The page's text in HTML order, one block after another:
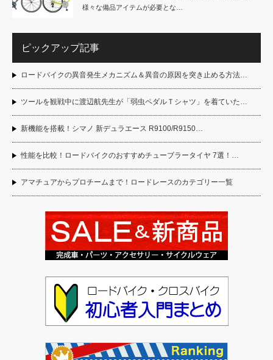
様々な備品アイテムが必要とな…
ピックアップ記事
ロードバイクの異音発生メカニズム＆異音の原因を突き止める方法…
ツールを観戦中に渡辺航先生が「弱虫ペダルＴシャツ」を着ていた…
新機能を搭載！シマノ 新デュラエース R9100/R9150…
性能を比較！ロードバイクのおすすめチューブラータイヤ 7選！…
アマチュアからプロチームまで！ロードレースのカテゴリー一覧